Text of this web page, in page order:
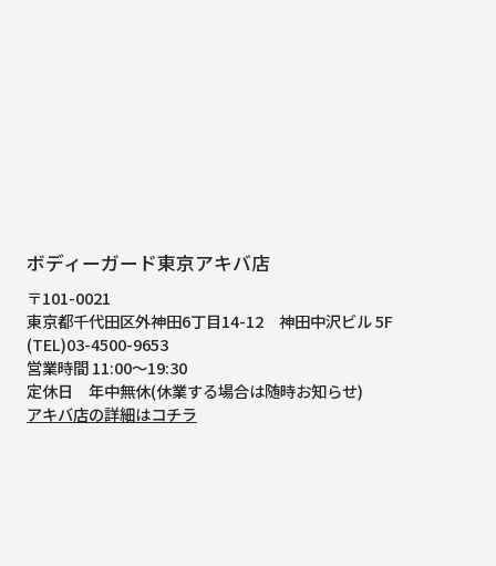
ボディーガード東京アキバ店
〒101-0021
東京都千代田区外神田6丁目14-12 神田中沢ビル 5F
(TEL)03-4500-9653
営業時間 11:00～19:30
定休日 年中無休(休業する場合は随時お知らせ)
アキバ店の詳細はコチラ